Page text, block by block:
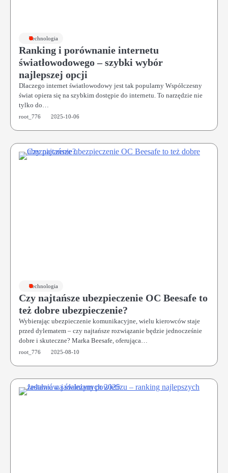
Technologia
Ranking i porównanie internetu
światłowodowego – szybki wybór
najlepszej opcji
Dlaczego internet światłowodowy jest tak popularny Współczesny
świat opiera się na szybkim dostępie do internetu. To narzędzie nie
tylko do…
root_776 2025-10-06
Technologia
Czy najtańsze ubezpieczenie OC Beesafe to
też dobre ubezpieczenie?
Wybierając ubezpieczenie komunikacyjne, wielu kierowców staje
przed dylematem – czy najtańsze rozwiązanie będzie jednocześnie
dobre i skuteczne? Marka Beesafe, oferująca…
root_776 2025-08-10